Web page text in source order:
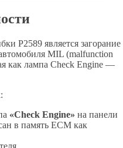
P2589 является загорание
MIL (malfunction
как лампа Check Engine —
«Check Engine» на панели
в память ECM как